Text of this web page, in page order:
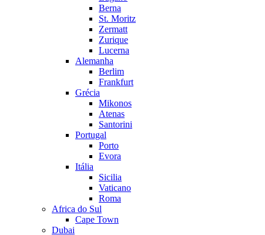
Berna
St. Moritz
Zermatt
Zurique
Lucerna
Alemanha
Berlim
Frankfurt
Grécia
Mikonos
Atenas
Santorini
Portugal
Porto
Evora
Itália
Sicilia
Vaticano
Roma
Africa do Sul
Cape Town
Dubai